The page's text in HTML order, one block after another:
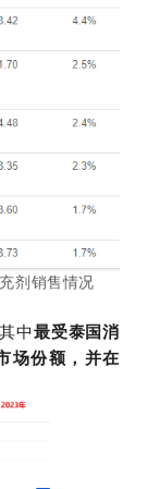
剂销售情况
中最受泰国消
场份额，并在